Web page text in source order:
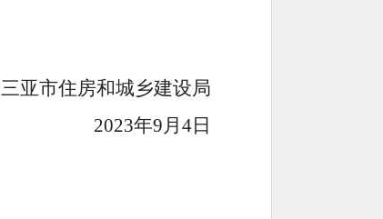
三亚市住房和城乡建设局
2023年9月 4日